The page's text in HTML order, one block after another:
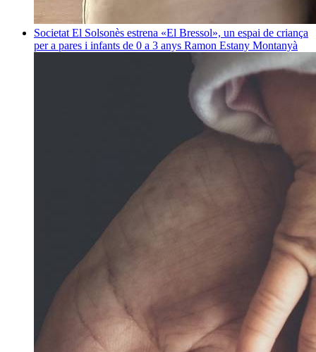
Societat El Solsonès estrena «El Bressol», un espai de criança
per a pares i infants de 0 a 3 anys Ramon Estany Montanyà